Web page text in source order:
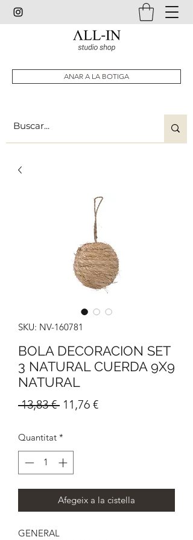
ANAR A LA BOTIGA
SKU: NV-160781
BOLA DECORACION SET
3 NATURAL CUERDA 9X9
NATURAL
13,83 € Preu
11,76 €Preu
Quantitat *
Afegeix a la cistella
GENERAL